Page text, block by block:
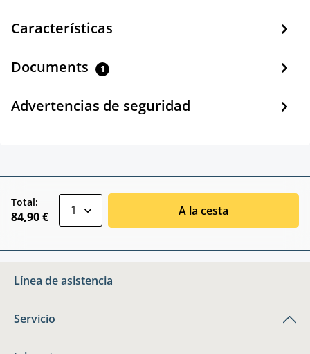
Características
Documents 1
Advertencias de seguridad
Total:
84,90 € A la cesta
Línea de asistencia
Servicio